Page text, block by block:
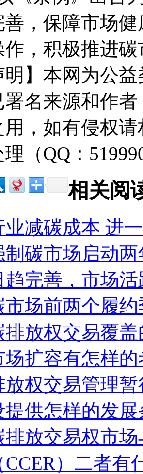
善，保障市场
，积极推进
明】本网为公
署名来源和作
，如有侵权
（QQ：
相关阅
业减碳成本 进
制碳市场启动
趋完善，市场
市场前两个履
排放权交易覆
场扩容有怎样
放权交易管理
提供怎样的发
排放交易权市
）二者有